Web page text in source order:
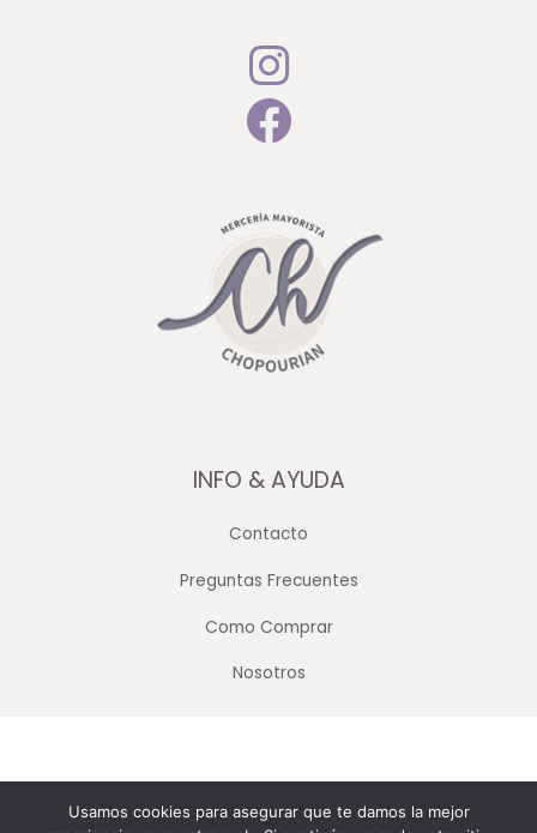
INFO & AYUDA
Contacto
Preguntas Frecuentes
Como Comprar
Nosotros
Usamos cookies para asegurar que te damos la mejor